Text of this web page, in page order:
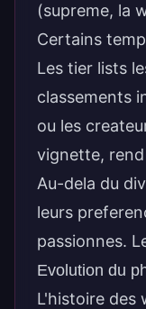
(supreme, la
Certains
Les tier lists
classements
ou les
vignette,
Au-dela du
leurs
passionnes.
Evolution du
L'histoire des